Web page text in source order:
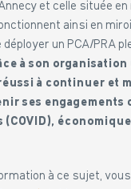
et celle située en
ainsi en
déployer un PCA/PRA
à son organisation
à continuer et
ses engagements
(COVID),
à ce sujet,